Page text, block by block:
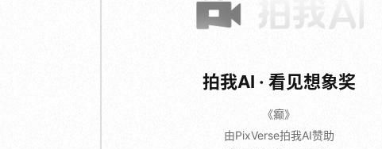
拍我AI · 看见想象奖
《癫》
由PixVerse拍我AI赞助